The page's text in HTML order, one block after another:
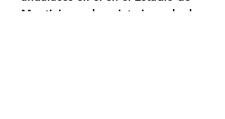
Montjuic por la quinta jornada de